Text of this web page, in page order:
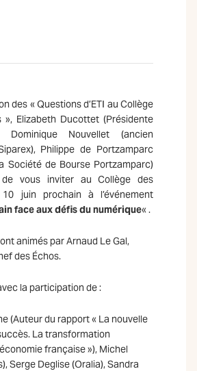
des « Questions d’ETI au Collège
», Elizabeth Ducottet (Présidente
Dominique Nouvellet (ancien
Philippe de Portzamparc
Société de Bourse Portzamparc)
vous inviter au Collège des
juin prochain à l’événement
face aux défis du numérique« .
animés par Arnaud Le Gal,
des Échos.
la participation de :
(Auteur du rapport « La nouvelle
La transformation
française »), Michel
Serge Deglise (Oralia), Sandra